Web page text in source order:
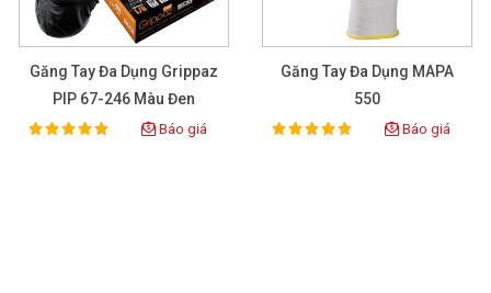
Điện thoại: 097 6363588
Email: Admin@eco3d.vn
Fanpage: https://www.facebook.com/BHLD.ECO3D/
Găng Tay Đa Dụng Grippaz
PIP 67-246 Màu Đen
Rating:
100% Báo giá
Găng Tay Đa Dụng MAPA
550
Rating:
100% Báo giá